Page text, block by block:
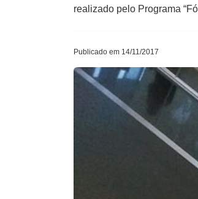
realizado pelo Programa
Publicado em 14/11/2017